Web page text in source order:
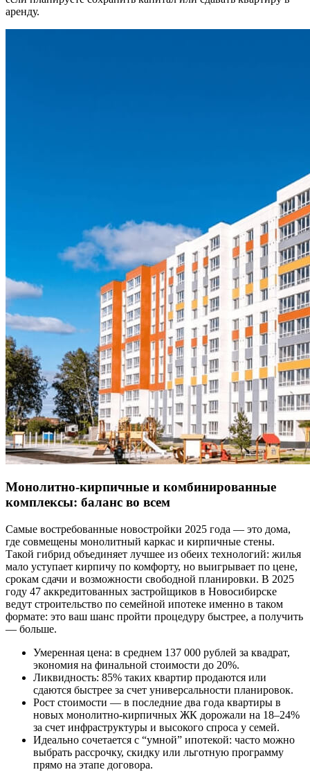
аренду.
Монолитно-кирпичные и комбинированные
комплексы: баланс во всем
Самые востребованные новостройки 2025 года — это дома,
где совмещены монолитный каркас и кирпичные стены.
Такой гибрид объединяет лучшее из обеих технологий: жилья
мало уступает кирпичу по комфорту, но выигрывает по цене,
срокам сдачи и возможности свободной планировки. В 2025
году 47 аккредитованных застройщиков в Новосибирске
ведут строительство по семейной ипотеке именно в таком
формате: это ваш шанс пройти процедуру быстрее, а получить
— больше.
Умеренная цена: в среднем 137 000 рублей за квадрат,
экономия на финальной стоимости до 20%.
Ликвидность: 85% таких квартир продаются или
сдаются быстрее за счет универсальности планировок.
Рост стоимости — в последние два года квартиры в
новых монолитно-кирпичных ЖК дорожали на 18–24%
за счет инфраструктуры и высокого спроса у семей.
Идеально сочетается с “умной” ипотекой: часто можно
выбрать рассрочку, скидку или льготную программу
прямо на этапе договора.